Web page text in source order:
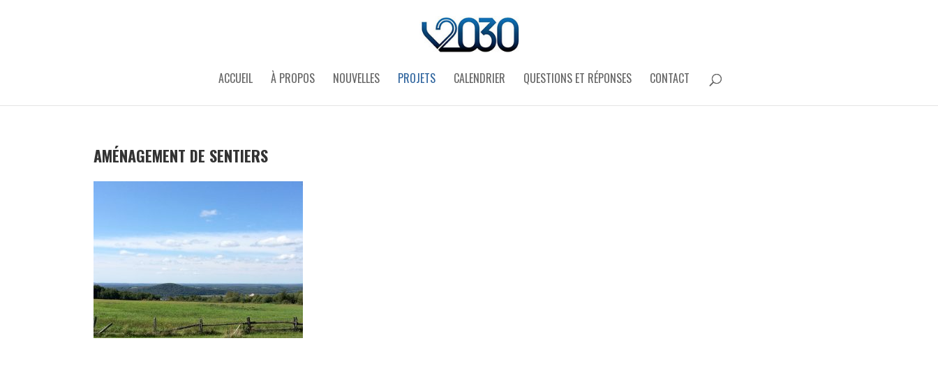
ACCUEIL À PROPOS NOUVELLES PROJETS CALENDRIER QUESTIONS ET RÉPONSES CONTACT
AMÉNAGEMENT DE SENTIERS